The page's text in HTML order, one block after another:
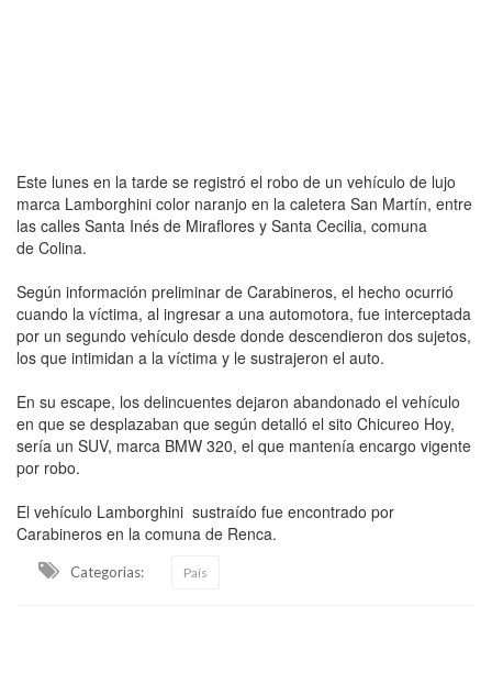
Este lunes en la tarde se registró el robo de un vehículo de lujo
marca Lamborghini color naranjo en la caletera San Martín, entre
las calles Santa Inés de Miraflores y Santa Cecilia, comuna
de Colina.
Según información preliminar de Carabineros, el hecho ocurrió
cuando la víctima, al ingresar a una automotora, fue interceptada
por un segundo vehículo desde donde descendieron dos sujetos,
los que intimidan a la víctima y le sustrajeron el auto.
En su escape, los delincuentes dejaron abandonado el vehículo
en que se desplazaban que según detalló el sito Chicureo Hoy,
sería un SUV, marca BMW 320, el que mantenía encargo vigente
por robo.
El vehículo Lamborghini sustraído fue encontrado por
Carabineros en la comuna de Renca.
Categorias: País